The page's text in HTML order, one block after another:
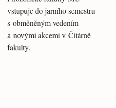
vstupuje do jarního semestru
s obměněným vedením
a novými akcemi v Čítárně
fakulty.